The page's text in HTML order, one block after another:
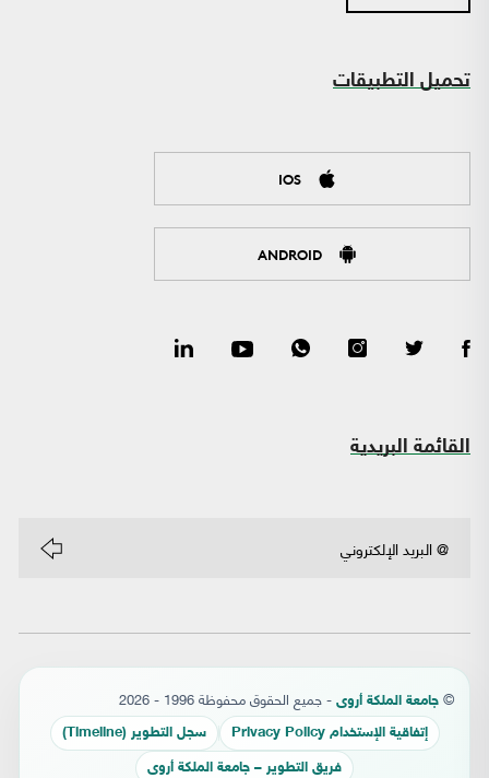
تحميل التطبيقات
IOS
ANDROID
القائمة البريدية
© جامعة الملكة أروى - جميع الحقوق محفوظة 1996 - 2026
إتفاقية الإستخدام Privacy Policy سجل التطوير (Timeline)
فريق التطوير – جامعة الملكة أروى